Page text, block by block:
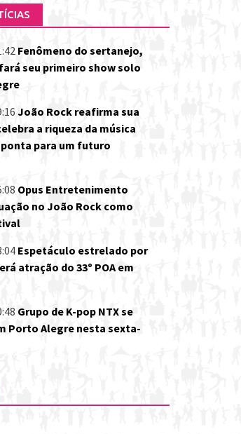
Fenômeno do sertanejo,
seu primeiro show solo
João Rock reafirma sua
a riqueza da música
para um futuro
Opus Entretenimento
no João Rock como
Espetáculo estrelado por
atração do 33º POA em
Grupo de K-pop NTX se
Porto Alegre nesta sexta-